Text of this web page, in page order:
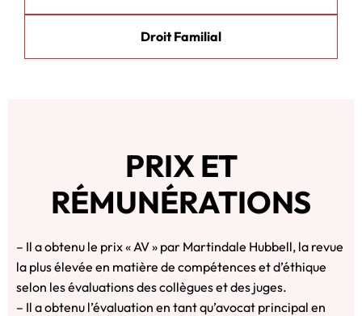
Droit Familial
PRIX ET
RÉMUNÉRATIONS
– Il a obtenu le prix « AV » par Martindale Hubbell, la revue
la plus élevée en matière de compétences et d’éthique
selon les évaluations des collègues et des juges.
– Il a obtenu l’évaluation en tant qu’avocat principal en